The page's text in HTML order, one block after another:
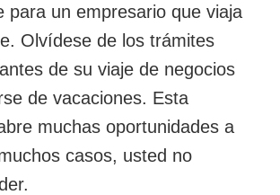
para un empresario que viaja
Olvídese de los trámites
de su viaje de negocios
de vacaciones. Esta
muchas oportunidades a
casos, usted no